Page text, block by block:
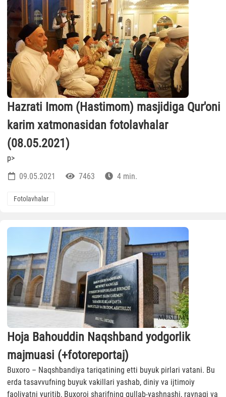
Hazrati Imom (Hastimom) masjidiga Qur'oni
karim xatmonasidan fotolavhalar
(08.05.2021)
p>
09.05.2021
7463 4 min.
Fotolavhalar
Hoja Bahouddin Naqshband yodgorlik
majmuasi (+fotoreportaj)
Buxoro – Naqshbandiya tariqatining etti buyuk pirlari vatani. Bu
erda tasavvufning buyuk vakillari yashab, diniy va ijtimoiy
faoliyatni yuritib, Buxoroi sharifning gullab-yashnashi, ravnaqi va